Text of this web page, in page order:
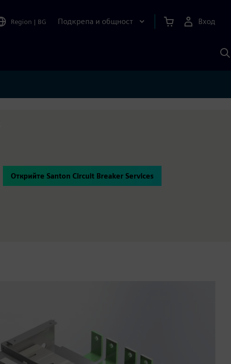
Region | BG Подкрепа и общност Вход
с
Открийте Santon Circuit Breaker Services